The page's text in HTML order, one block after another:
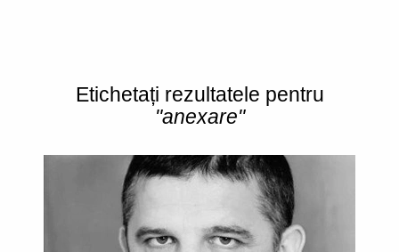
Etichetați rezultatele pentru
"anexare"